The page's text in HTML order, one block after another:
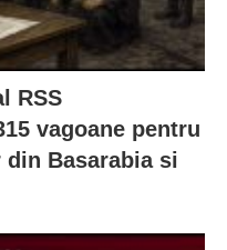
RSS
vagoane pentru
Basarabia si